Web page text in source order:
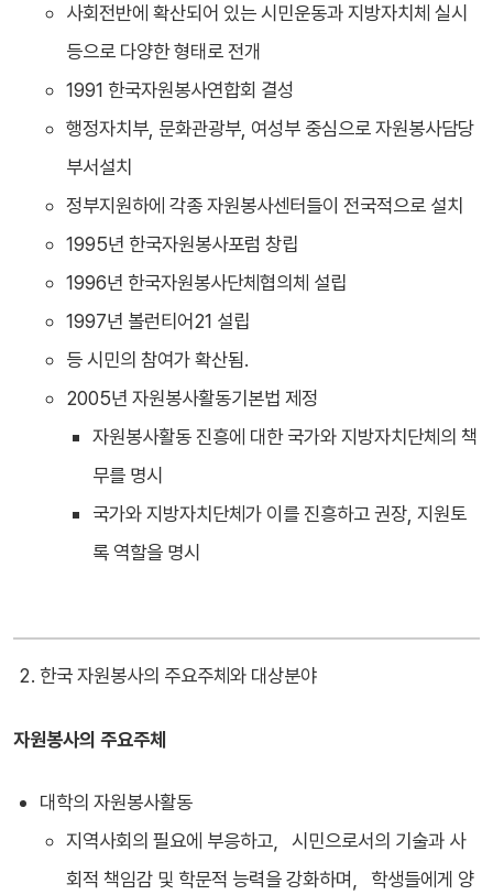
사회전반에 확산되어 있는 시민운동과 지방자치체 실시
등으로 다양한 형태로 전개
1991 한국자원봉사연합회 결성
행정자치부, 문화관광부, 여성부 중심으로 자원봉사담당
부서설치
정부지원하에 각종 자원봉사센터들이 전국적으로 설치
1995년 한국자원봉사포럼 창립
1996년 한국자원봉사단체협의체 설립
1997년 볼런티어21 설립
등 시민의 참여가 확산됨.
2005년 자원봉사활동기본법 제정
자원봉사활동 진흥에 대한 국가와 지방자치단체의 책
무를 명시
국가와 지방자치단체가 이를 진흥하고 권장, 지원토
록 역할을 명시
한국 자원봉사의 주요주체와 대상분야
자원봉사의 주요주체
대학의 자원봉사활동
지역사회의 필요에 부응하고，시민으로서의 기술과 사
회적 책임감 및 학문적 능력을 강화하며，학생들에게 양